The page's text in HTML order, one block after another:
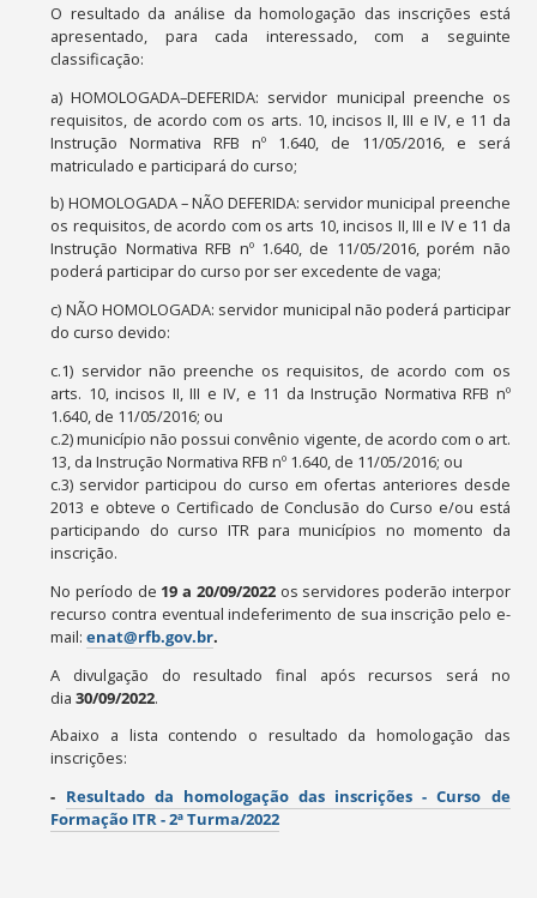
O resultado da análise da homologação das inscrições está
apresentado, para cada interessado, com a seguinte
classificação:
a) HOMOLOGADA–DEFERIDA: servidor municipal preenche os
requisitos, de acordo com os arts. 10, incisos II, III e IV, e 11 da
Instrução Normativa RFB nº 1.640, de 11/05/2016, e será
matriculado e participará do curso;
b) HOMOLOGADA – NÃO DEFERIDA: servidor municipal preenche
os requisitos, de acordo com os arts 10, incisos II, III e IV e 11 da
Instrução Normativa RFB nº 1.640, de 11/05/2016, porém não
poderá participar do curso por ser excedente de vaga;
c) NÃO HOMOLOGADA: servidor municipal não poderá participar
do curso devido:
c.1) servidor não preenche os requisitos, de acordo com os
arts. 10, incisos II, III e IV, e 11 da Instrução Normativa RFB nº
1.640, de 11/05/2016; ou
c.2) município não possui convênio vigente, de acordo com o art.
13, da Instrução Normativa RFB nº 1.640, de 11/05/2016; ou
c.3) servidor participou do curso em ofertas anteriores desde
2013 e obteve o Certificado de Conclusão do Curso e/ou está
participando do curso ITR para municípios no momento da
inscrição.
No período de 19 a 20/09/2022os servidores poderão interpor
recurso contra eventual indeferimento de sua inscrição pelo e-
mail:enat@rfb.gov.br.
A divulgação do resultado final após recursos será no
dia30/09/2022.
Abaixo a lista contendo o resultado da homologação das
inscrições:
- Resultado da homologação das inscrições - Curso de
Formação ITR - 2ª Turma/2022